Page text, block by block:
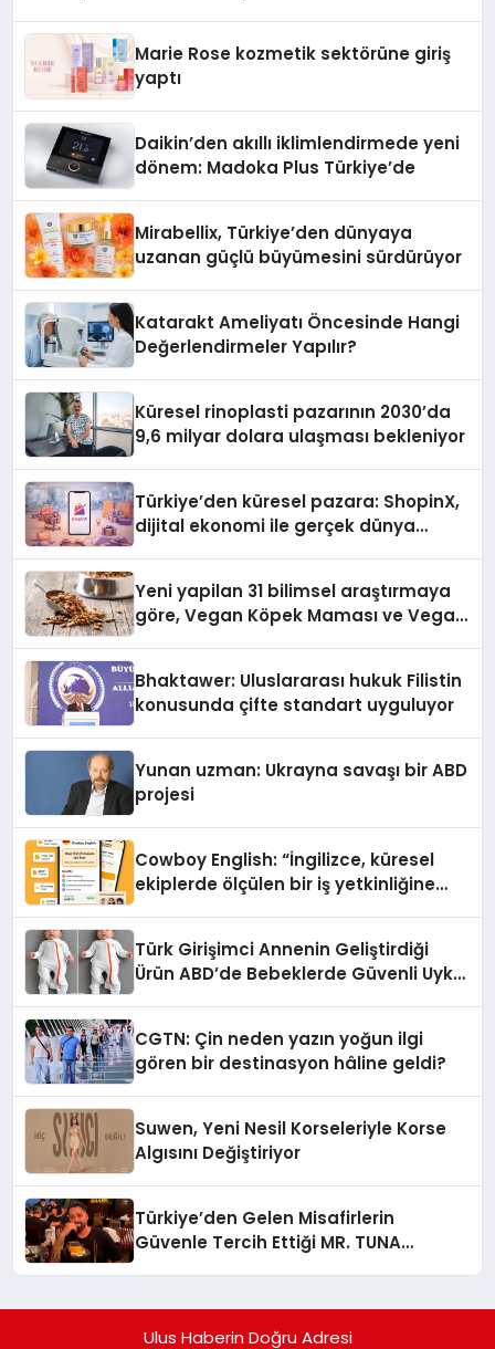
Marie Rose kozmetik sektörüne giriş
yaptı
Daikin’den akıllı iklimlendirmede yeni
dönem: Madoka Plus Türkiye’de
Mirabellix, Türkiye’den dünyaya
uzanan güçlü büyümesini sürdürüyor
Katarakt Ameliyatı Öncesinde Hangi
Değerlendirmeler Yapılır?
Küresel rinoplasti pazarının 2030’da
9,6 milyar dolara ulaşması bekleniyor
Türkiye’den küresel pazara: ShopinX,
dijital ekonomi ile gerçek dünya
Yeni yapilan 31 bilimsel araştırmaya
göre, Vegan Köpek Maması ve Vegan
Bhaktawer: Uluslararası hukuk Filistin
konusunda çifte standart uyguluyor
Yunan uzman: Ukrayna savaşı bir ABD
projesi
Cowboy English: “İngilizce, küresel
ekiplerde ölçülen bir iş yetkinliğine
Türk Girişimci Annenin Geliştirdiği
Ürün ABD’de Bebeklerde Güvenli Uyku
CGTN: Çin neden yazın yoğun ilgi
gören bir destinasyon hâline geldi?
Suwen, Yeni Nesil Korseleriyle Korse
Algısını Değiştiriyor
Türkiye’den Gelen Misafirlerin
Güvenle Tercih Ettiği MR. TUNA
Ulus Haberin Doğru Adresi